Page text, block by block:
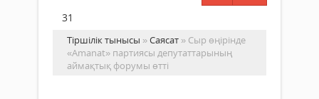
31
Тіршілік тынысы »Саясат » Сыр өңірінде
«Аmanat» партиясы депутаттарының
аймақтық форумы өтті